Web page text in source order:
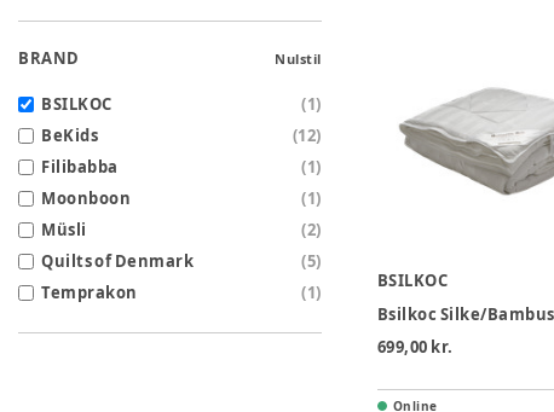
BRAND Nulstil
BSILKOC (1)
BeKids
(12)
Filibabba
(1)
Moonboon
(1)
Müsli
(2)
Quilts of Denmark
(5)
Temprakon
(1)
BSILKOC
699,00 kr.
Online